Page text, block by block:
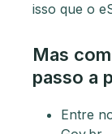
isso que o
Mas
passo a
Entre